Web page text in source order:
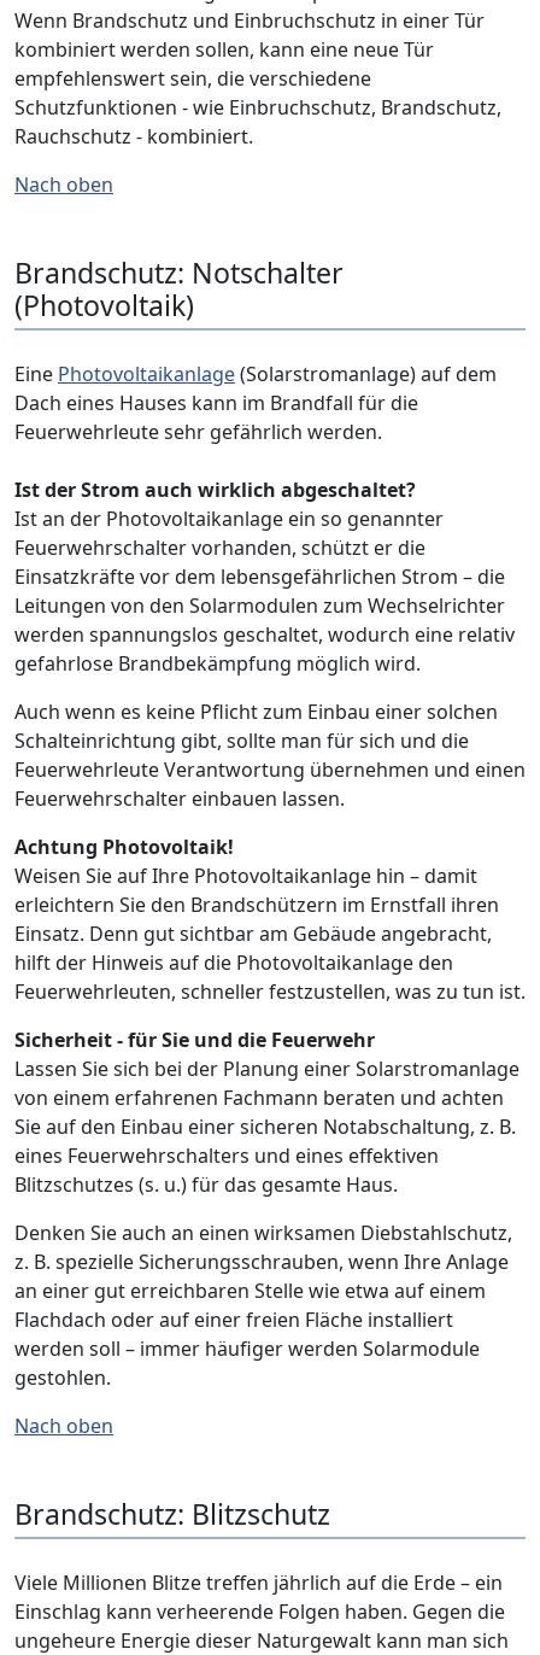
Wenn Brandschutz und Einbruchschutz in einer Tür
kombiniert werden sollen, kann eine neue Tür
empfehlenswert sein, die verschiedene
Schutzfunktionen - wie Einbruchschutz, Brandschutz,
Rauchschutz - kombiniert.
Nach oben
Brandschutz: Notschalter
(Photovoltaik)
Eine Photovoltaikanlage(Solarstromanlage) auf dem
Dach eines Hauses kann im Brandfall für die
Feuerwehrleute sehr gefährlich werden.
Ist der Strom auch wirklich abgeschaltet?
Ist an der Photovoltaikanlage ein so genannter
Feuerwehrschalter vorhanden, schützt er die
Einsatzkräfte vor dem lebensgefährlichen Strom – die
Leitungen von den Solarmodulen zum Wechselrichter
werden spannungslos geschaltet, wodurch eine relativ
gefahrlose Brandbekämpfung möglich wird.
Auch wenn es keine Pflicht zum Einbau einer solchen
Schalteinrichtung gibt, sollte man für sich und die
Feuerwehrleute Verantwortung übernehmen und einen
Feuerwehrschalter einbauen lassen.
Achtung Photovoltaik!
Weisen Sie auf Ihre Photovoltaikanlage hin – damit
erleichtern Sie den Brandschützern im Ernstfall ihren
Einsatz. Denn gut sichtbar am Gebäude angebracht,
hilft der Hinweis auf die Photovoltaikanlage den
Feuerwehrleuten, schneller festzustellen, was zu tun ist.
Sicherheit - für Sie und die Feuerwehr
Lassen Sie sich bei der Planung einer Solarstromanlage
von einem erfahrenen Fachmann beraten und achten
Sie auf den Einbau einer sicheren Notabschaltung, z. B.
eines Feuerwehrschalters und eines effektiven
Blitzschutzes (s. u.) für das gesamte Haus.
Denken Sie auch an einen wirksamen Diebstahlschutz,
z. B. spezielle Sicherungsschrauben, wenn Ihre Anlage
an einer gut erreichbaren Stelle wie etwa auf einem
Flachdach oder auf einer freien Fläche installiert
werden soll – immer häufiger werden Solarmodule
gestohlen.
Nach oben
Brandschutz: Blitzschutz
Viele Millionen Blitze treffen jährlich auf die Erde – ein
Einschlag kann verheerende Folgen haben. Gegen die
ungeheure Energie dieser Naturgewalt kann man sich